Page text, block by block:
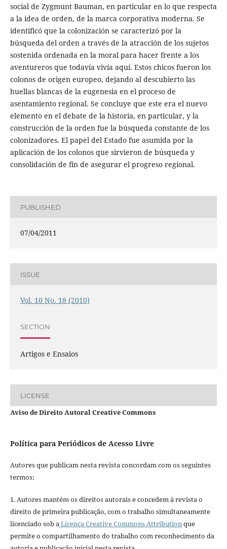
social de Zygmunt Bauman, en particular en lo que respecta
a la idea de orden, de la marca corporativa moderna. Se
identificó que la colonización se caracterizó por la
búsqueda del orden a través de la atracción de los sujetos
sostenida ordenada en la moral para hacer frente a los
aventureros que todavía vivía aquí. Estos chicos fueron los
colonos de origen europeo, dejando al descubierto las
huellas blancas de la eugenesia en el proceso de
asentamiento regional. Se concluye que este era el nuevo
elemento en el debate de la historia, en particular, y la
construcción de la orden fue la búsqueda constante de los
colonizadores. El papel del Estado fue asumida por la
aplicación de los colonos que sirvieron de búsqueda y
consolidación de fin de asegurar el progreso regional.
PUBLISHED
07/04/2011
ISSUE
Vol. 10 No. 18 (2010)
SECTION
Artigos e Ensaios
LICENSE
Aviso de Direito Autoral Creative Commons
Política para Periódicos de Acesso Livre
Autores que publicam nesta revista concordam com os seguintes
termos:
1. Autores mantém os direitos autorais e concedem à revista o
direito de primeira publicação, com o trabalho simultaneamente
licenciado sob aLicença Creative Commons Attributionque
permite o compartilhamento do trabalho com reconhecimento da